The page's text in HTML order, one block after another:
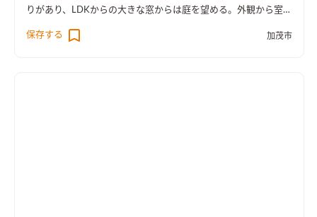
りがあり、LDKからの大きな窓からは庭を望める。外観から室内
保存する
加茂市